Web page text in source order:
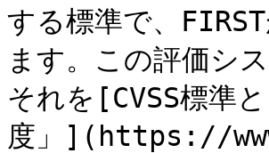
する標準で、
ます。この評価シ
それを[CVSS標準
度」](https://